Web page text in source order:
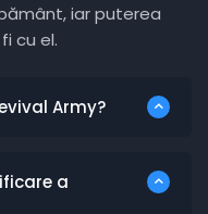
iar puterea
cu el.
Army?
a